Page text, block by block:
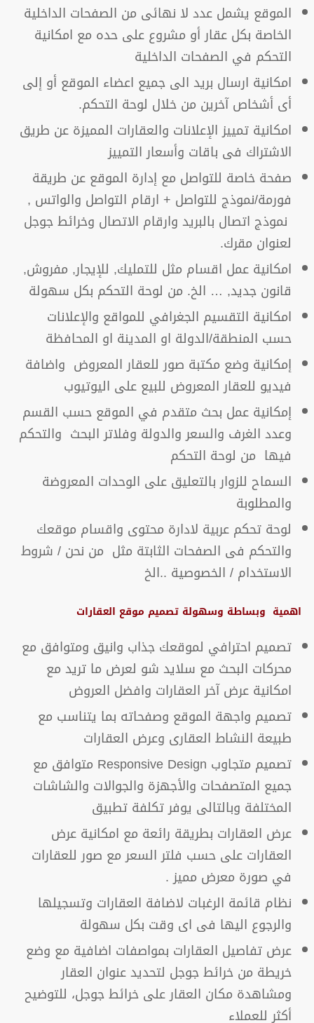
الموقع يشمل عدد لا نهائى من الصفحات الداخلية
الخاصة بكل عقار أو مشروع على حده مع امكانية
التحكم في الصفحات الداخلية
امكانية ارسال بريد الى جميع اعضاء الموقع أو إلى
أى أشخاص آخرين من خلال لوحة التحكم.
امكانية تمييز الإعلانات والعقارات المميزة عن طريق
الاشتراك فى باقات وأسعار التمييز
صفحة خاصة للتواصل مع إدارة الموقع عن طريقة
فورمة/نموذج للتواصل + ارقام التواصل والواتس ,
نموذج اتصال بالبريد وارقام الاتصال وخرائط جوجل
لعنوان مقرك.
امكانية عمل اقسام مثل للتمليك, للإيجار, مفروش,
قانون جديد, … الخ. من لوحة التحكم بكل سهولة
امكانية التقسيم الجغرافي للمواقع والإعلانات
حسب المنطقة/الدولة او المدينة او المحافظة
إمكانية وضع مكتبة صور للعقار المعروض واضافة
فيديو للعقار المعروض للبيع على اليوتيوب
إمكانية عمل بحث متقدم في الموقع حسب القسم
وعدد الغرف والسعر والدولة وفلاتر البحث والتحكم
فيها من لوحة التحكم
السماح للزوار بالتعليق على الوحدات المعروضة
والمطلوبة
لوحة تحكم عربية لادارة محتوى واقسام موقعك
والتحكم فى الصفحات الثابتة مثل من نحن / شروط
الاستخدام / الخصوصية ..الخ
اهمية وبساطة وسهولة تصميم موقع العقارات
تصميم احترافي لموقعك جذاب وانيق ومتوافق مع
محركات البحث مع سلايد شو لعرض ما تريد مع
امكانية عرض آخر العقارات وافضل العروض
تصميم واجهة الموقع وصفحاته بما يتناسب مع
طبيعة النشاط العقارى وعرض العقارات
تصميم متجاوب Responsive Design متوافق مع
جميع المتصفحات والأجهزة والجوالات والشاشات
المختلفة وبالتالى يوفر تكلفة تطبيق
عرض العقارات بطريقة رائعة مع امكانية عرض
العقارات على حسب فلتر السعر مع صور للعقارات
في صورة معرض مميز .
نظام قائمة الرغبات لاضافة العقارات وتسجيلها
والرجوع اليها فى اى وقت بكل سهولة
عرض تفاصيل العقارات بمواصفات اضافية مع وضع
خريطة من خرائط جوجل لتحديد عنوان العقار
ومشاهدة مكان العقار على خرائط جوجل، للتوضيح
أكثر للعملاء